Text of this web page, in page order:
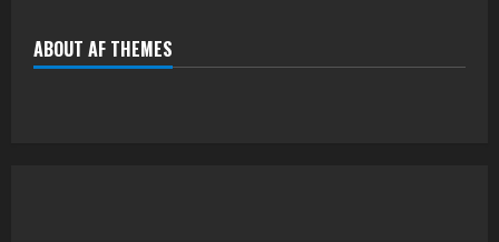
ABOUT AF THEMES